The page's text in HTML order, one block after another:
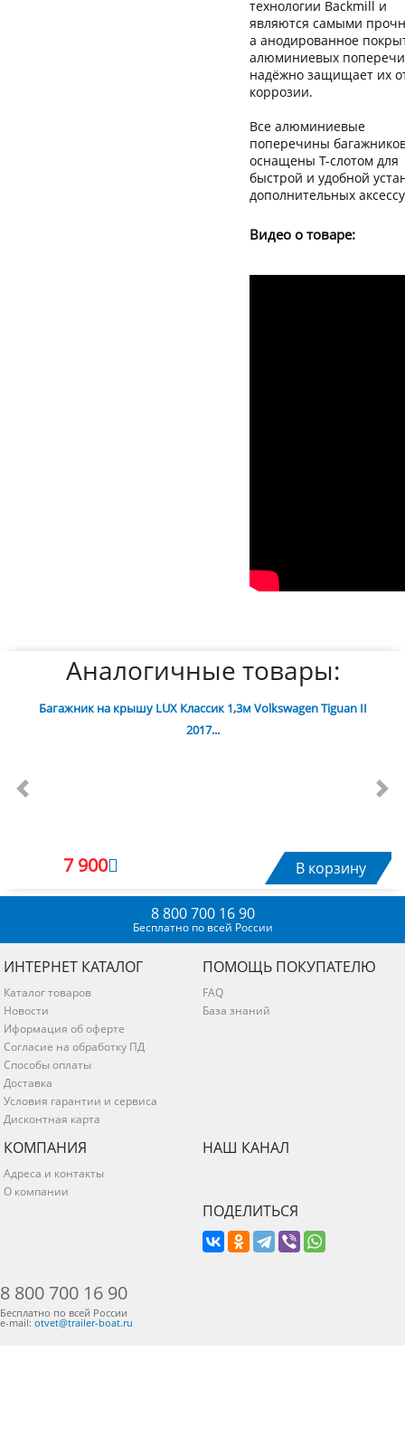
технологии Backmill и
являются самыми
а анодированное
алюминиевых
надёжно защищает их
коррозии.
Все алюминиевые
поперечины
оснащены Т-слотом для
быстрой и удобной
дополнительных
Видео о товаре:
Аналогичные товары:
Багажник на крышу LUX Классик 1,3м Volkswagen Tiguan II
2017...
7 900 В корзину
Previous
8 800 700 16 90
Бесплатно по всей России
ИНТЕРНЕТ КАТАЛОГ
Каталог товаров
Новости
Иформация об оферте
Согласие на обработку ПД
Способы оплаты
Доставка
Условия гарантии и сервиса
Дисконтная карта
ПОМОЩЬ ПОКУПАТЕЛЮ
FAQ
База знаний
КОМПАНИЯ
Адреса и контакты
О компании
НАШ КАНАЛ
ПОДЕЛИТЬСЯ
8 800 700 16 90
Бесплатно по всей России
e-mail: otvet@trailer-boat.ru